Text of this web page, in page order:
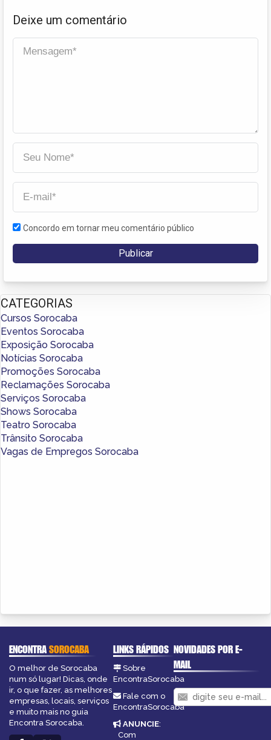
Deixe um comentário
Concordo em tornar meu comentário público
CATEGORIAS
Cursos Sorocaba
Eventos Sorocaba
Exposição Sorocaba
Notícias Sorocaba
Promoções Sorocaba
Reclamações Sorocaba
Serviços Sorocaba
Shows Sorocaba
Teatro Sorocaba
Trânsito Sorocaba
Vagas de Empregos Sorocaba
ENCONTRASOROCABA
O melhor de Sorocaba
num só lugar! Dicas, onde
ir, o que fazer, as melhores
empresas, locais, serviços
e muito mais no guia
Encontra Sorocaba.
LINKS RÁPIDOS
Sobre
EncontraSorocaba
Fale com o
EncontraSorocaba
ANUNCIE:
Com
NOVIDADES POR E-
MAIL